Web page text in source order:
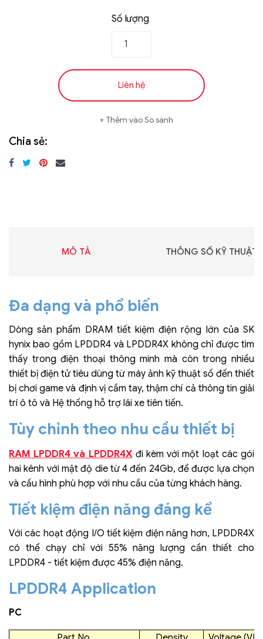
Số lượng
Liên hệ
Thêm vào So sánh
Chia sẻ:
MÔ TẢ THÔNG SỐ KỸ THUẬT
Đa dạng và phổ biến
Dòng sản phẩm DRAM tiết kiệm điện rộng lớn của SK
hynix bao gồm LPDDR4 và LPDDR4X không chỉ được tìm
thấy trong điện thoại thông minh mà còn trong nhiều
thiết bị điện tử tiêu dùng từ máy ảnh kỹ thuật số đến thiết
bị chơi game và định vị cầm tay, thậm chí cả thông tin giải
trí ô tô và Hệ thống hỗ trợ lái xe tiên tiến.
Tùy chỉnh theo nhu cầu thiết bị
RAM LPDDR4 và LPDDR4Xđi kèm với một loạt các gói
hai kênh với mật độ die từ 4 đến 24Gb, để được lựa chọn
và cấu hình phù hợp với nhu cầu của từng khách hàng.
Tiết kiệm điện năng đáng kể
Với các hoạt động I/O tiết kiệm điện năng hơn, LPDDR4X
có thể chạy chỉ với 55% năng lượng cần thiết cho
LPDDR4 - tiết kiệm được 45% điện năng.
LPDDR4 Application
PC
SK hynix - DRAM